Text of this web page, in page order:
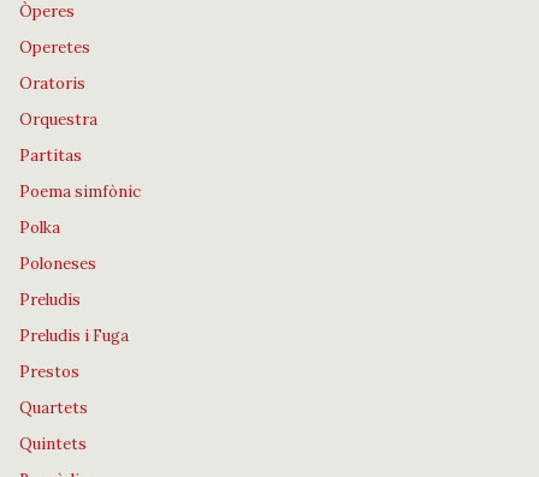
Òperes
Operetes
Oratoris
Orquestra
Partitas
Poema simfònic
Polka
Poloneses
Preludis
Preludis i Fuga
Prestos
Quartets
Quintets